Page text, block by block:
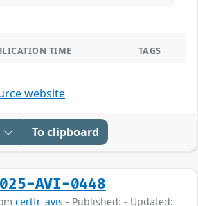
TIME TAGS
website
To clipboard
AVI-0448
certfr_avis - Published: - Updated: